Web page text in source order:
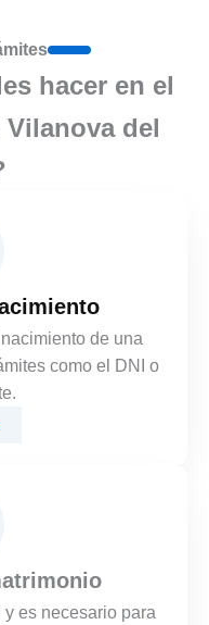
hacer en el
del
de una
como el DNI o
es necesario para